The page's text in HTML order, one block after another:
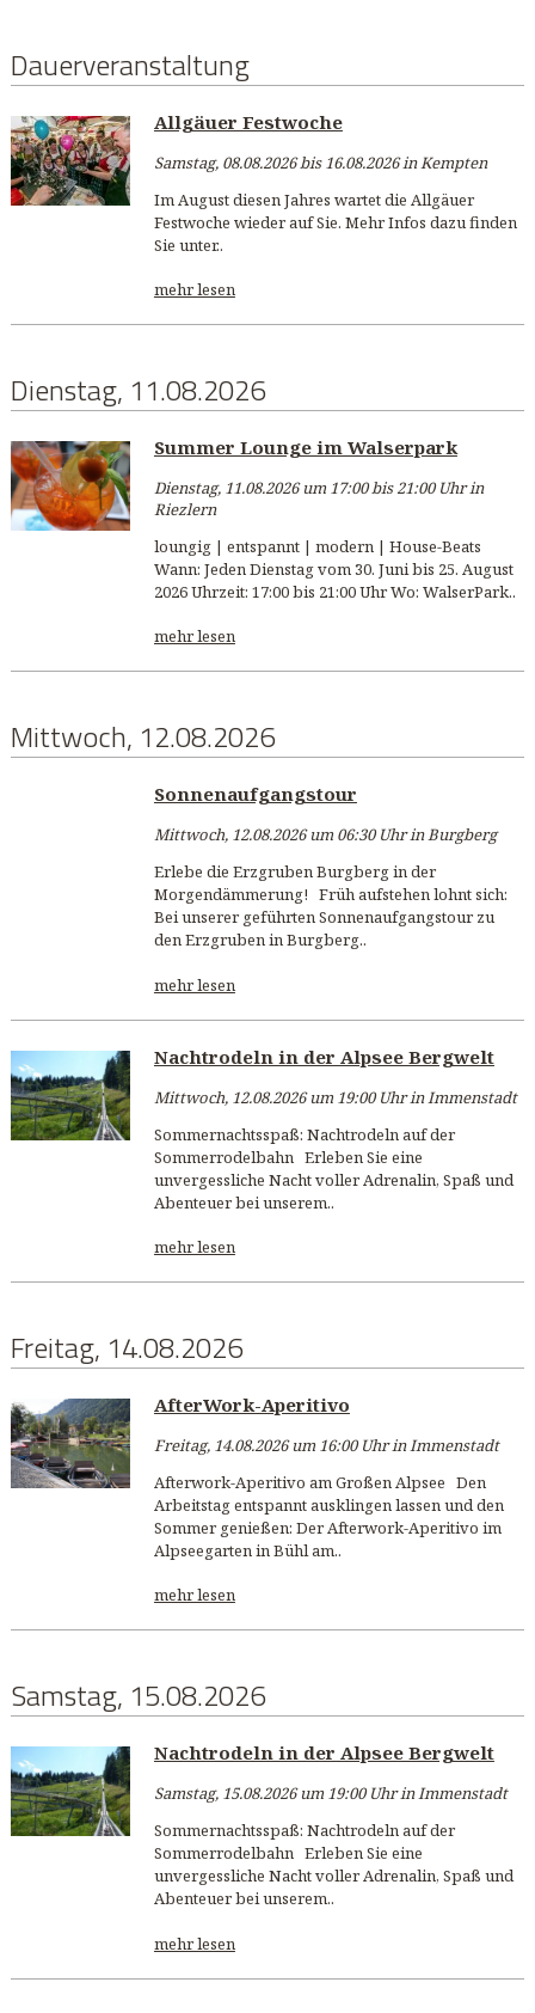
Dauerveranstaltung
Allgäuer Festwoche
Samstag, 08.08.2026 bis 16.08.2026 in Kempten
Im August diesen Jahres wartet die Allgäuer
Festwoche wieder auf Sie. Mehr Infos dazu finden
Sie unter..
mehr lesen
Dienstag, 11.08.2026
Summer Lounge im Walserpark
Dienstag, 11.08.2026 um 17:00 bis 21:00 Uhr in
Riezlern
loungig | entspannt | modern | House-Beats
Wann: Jeden Dienstag vom 30. Juni bis 25. August
2026 Uhrzeit: 17:00 bis 21:00 Uhr Wo: WalserPark..
mehr lesen
Mittwoch, 12.08.2026
Sonnenaufgangstour
Mittwoch, 12.08.2026 um 06:30 Uhr in Burgberg
Erlebe die Erzgruben Burgberg in der
Morgendämmerung! Früh aufstehen lohnt sich:
Bei unserer geführten Sonnenaufgangstour zu
den Erzgruben in Burgberg..
mehr lesen
Nachtrodeln in der Alpsee Bergwelt
Mittwoch, 12.08.2026 um 19:00 Uhr in Immenstadt
Sommernachtsspaß: Nachtrodeln auf der
Sommerrodelbahn Erleben Sie eine
unvergessliche Nacht voller Adrenalin, Spaß und
Abenteuer bei unserem..
mehr lesen
Freitag, 14.08.2026
AfterWork-Aperitivo
Freitag, 14.08.2026 um 16:00 Uhr in Immenstadt
Afterwork-Aperitivo am Großen Alpsee Den
Arbeitstag entspannt ausklingen lassen und den
Sommer genießen: Der Afterwork-Aperitivo im
Alpseegarten in Bühl am..
mehr lesen
Samstag, 15.08.2026
Nachtrodeln in der Alpsee Bergwelt
Samstag, 15.08.2026 um 19:00 Uhr in Immenstadt
Sommernachtsspaß: Nachtrodeln auf der
Sommerrodelbahn Erleben Sie eine
unvergessliche Nacht voller Adrenalin, Spaß und
Abenteuer bei unserem..
mehr lesen